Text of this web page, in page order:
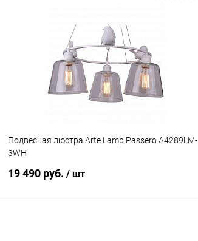
Купить в 1 клик Сравнение
В избранное В наличии
Подвесная люстра Arte Lamp Passero A4289LM-
3WH
19 490 руб. / шт